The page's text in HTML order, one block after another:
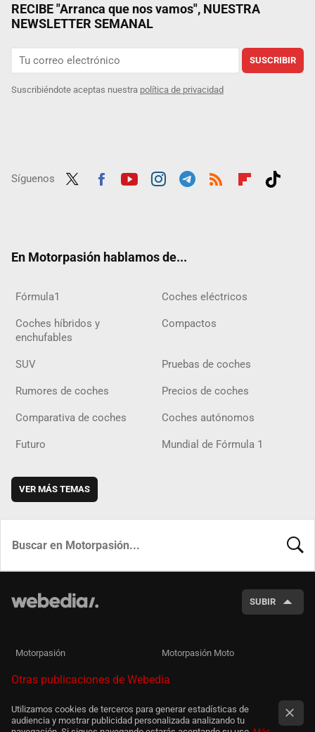
RECIBE "Arranca que nos vamos", NUESTRA
NEWSLETTER SEMANAL
SUSCRIBIR
Suscribiéndote aceptas nuestra política de privacidad
Síguenos
En Motorpasión hablamos de...
Fórmula1 Coches eléctricos
Coches híbridos y
enchufables
Compactos
SUV Pruebas de coches
Rumores de coches Precios de coches
Comparativa de coches Coches autónomos
Futuro Mundial de Fórmula 1
VER MÁS TEMAS
SUBIR
Motorpasión Motorpasión Moto
Otras publicaciones de Webedia
Utilizamos cookies de terceros para generar estadísticas de
audiencia y mostrar publicidad personalizada analizando tu